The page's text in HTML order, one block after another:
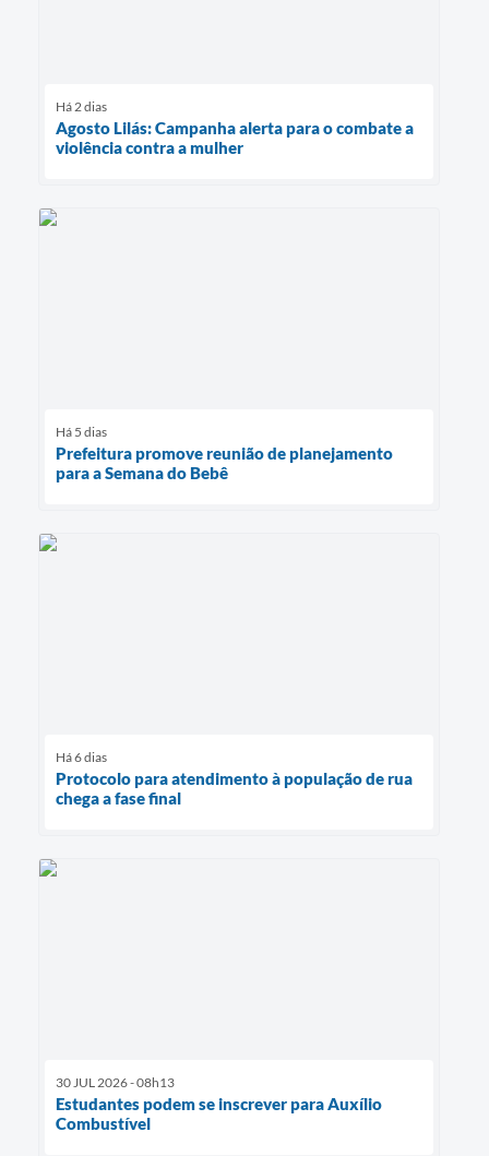
Há 2 dias
Agosto Lilás: Campanha alerta para o combate a
violência contra a mulher
Há 5 dias
Prefeitura promove reunião de planejamento
para a Semana do Bebê
Há 6 dias
Protocolo para atendimento à população de rua
chega a fase final
30 JUL 2026 - 08h13
Estudantes podem se inscrever para Auxílio
Combustível